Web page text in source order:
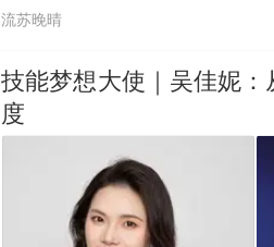
流苏晚晴
技能梦想大使｜吴佳妮：
度